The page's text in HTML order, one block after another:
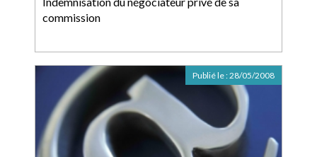
commission
Publié le :28/05/2008